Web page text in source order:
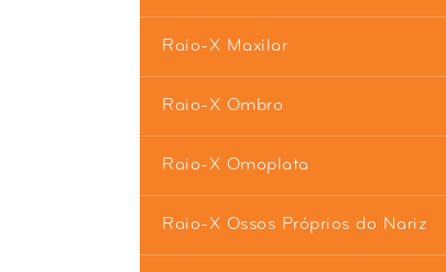
Raio-X Maxilar
Raio-X Ombro
Raio-X Omoplata
Raio-X Ossos Próprios do Nariz